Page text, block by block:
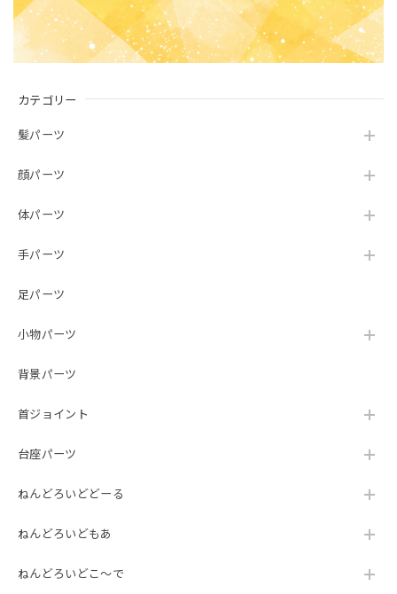
カテゴリー
髪パーツ
顔パーツ
体パーツ
手パーツ
足パーツ
小物パーツ
背景パーツ
首ジョイント
台座パーツ
ねんどろいどどーる
ねんどろいどもあ
ねんどろいどこ～で